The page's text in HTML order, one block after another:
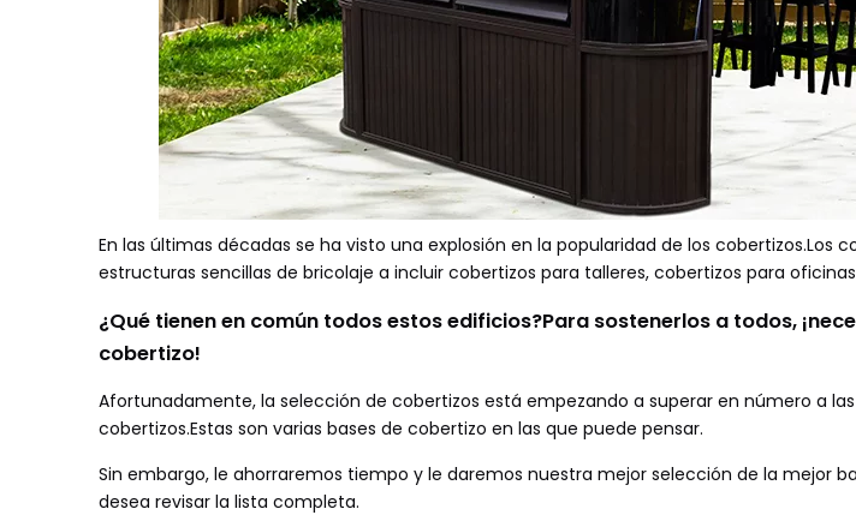
En las últimas décadas se ha visto una explosión en la popularidad de los cobertizos.Los
estructuras sencillas de bricolaje a incluir cobertizos para talleres, cobertizos para
¿Qué tienen en común todos estos edificios?Para sostenerlos a todos,
cobertizo!
Afortunadamente, la selección de cobertizos está empezando a superar en número a
cobertizos.Estas son varias bases de cobertizo en las que puede pensar.
Sin embargo, le ahorraremos tiempo y le daremos nuestra mejor selección de la mejor
desea revisar la lista completa.